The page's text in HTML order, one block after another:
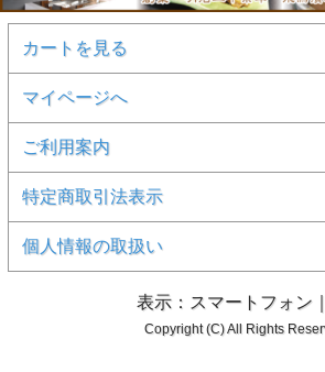
カートを見る
マイページへ
ご利用案内
特定商取引法表示
個人情報の取扱い
表示：スマートフォン｜
Copyright (C) All Rights